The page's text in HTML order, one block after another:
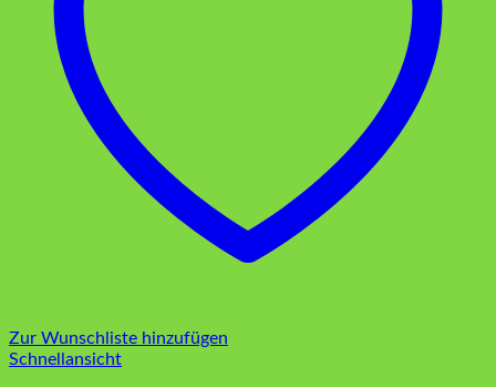
Zur Wunschliste hinzufügen
Schnellansicht